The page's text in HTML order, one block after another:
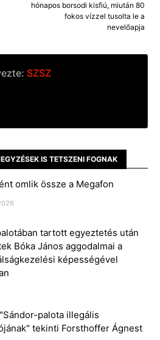
hónapos borsodi kisfiú, miután 80
fokos vízzel tusolta le a
nevelőapja
SZSZ
IS TETSZENI FOGNAK
omlik össze a Megafon
tartott egyeztetés után
Bóka János aggodalmai a
képességével
palota illegális
tekinti Forsthoffer Ágnest